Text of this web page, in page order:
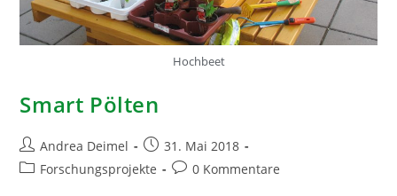
Hochbeet
Smart Pölten
Beitrags-
Autor:
Andrea Deimel
Beitrag
veröffentlicht:
31. Mai 2018
Beitrags-
Forschungsprojekte
Beitrags-
0 Kommentare